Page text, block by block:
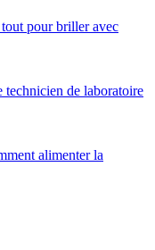
pour briller avec
de laboratoire
alimenter la